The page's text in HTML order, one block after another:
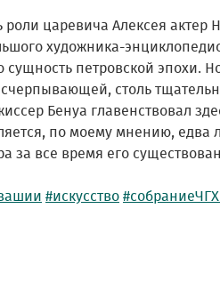
роли царевича Алексея
художника-
сущность петровской эпохи.
столь
Бенуа главенствовал
по моему мнению,
за все время его
#искусство